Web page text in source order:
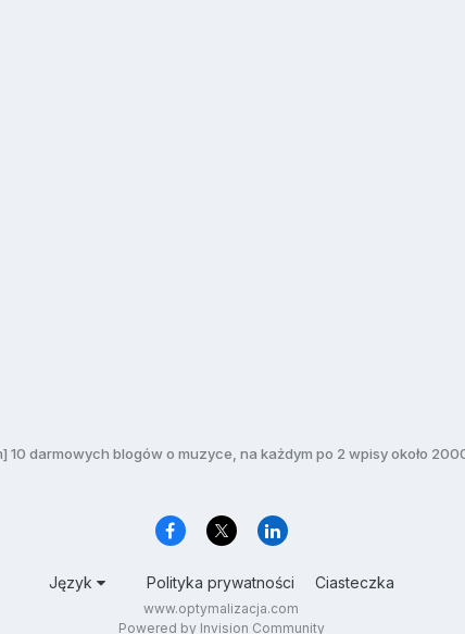
10 darmowych blogów o muzyce, na każdym po 2 wpisy około
Język Polityka prywatności Ciasteczka
www.optymalizacja.com
Powered by Invision Community